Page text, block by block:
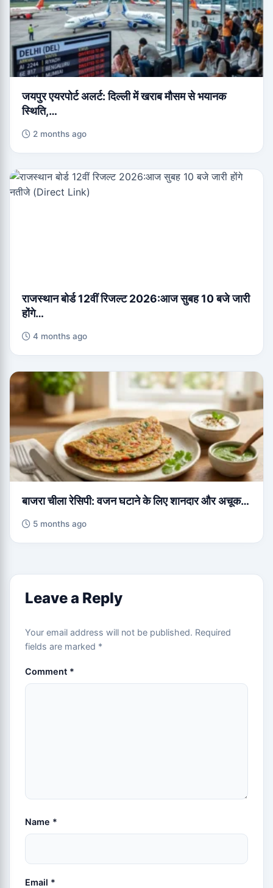
जयपुर एयरपोर्ट अलर्ट: दिल्ली में खराब मौसम से भयानक
स्थिति,…
2 months ago
राजस्थान बोर्ड 12वीं रिजल्ट 2026:आज सुबह 10 बजे जारी
होंगे…
4 months ago
बाजरा चीला रेसिपी: वजन घटाने के लिए शानदार और अचूक…
5 months ago
Leave a Reply
Your email address will not be published. Required
fields are marked *
Comment *
Name *
Email *